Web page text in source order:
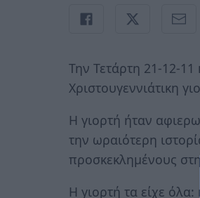
Την Τετάρτη 21-12-
Χριστουγεννιάτικη
Η γιορτή ήταν
την ωραιότερη
προσκεκλημένους
Η γιορτή τα είχε